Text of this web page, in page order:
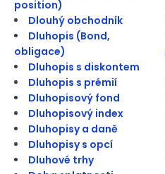
position)
Dlouhý obchodník
Dluhopis (Bond,
obligace)
Dluhopis s diskontem
Dluhopis s prémií
Dluhopisový fond
Dluhopisový index
Dluhopisy a daně
Dluhopisy s opcí
Dluhové trhy